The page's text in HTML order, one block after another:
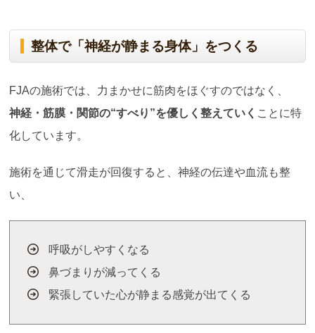
整体で「神経が静まる身体」をつくる
FJAの施術では、力まかせに筋肉をほぐすのではなく、
神経・筋膜・関節の“すべり ”を優しく整えていく ことに特
化しています。
施術を通じて滑走が回復すると、神経の伝達や血流も整
い、
呼吸がしやすくなる
鼻づまりが減ってくる
緊張していた心が静まる感覚が出てくる